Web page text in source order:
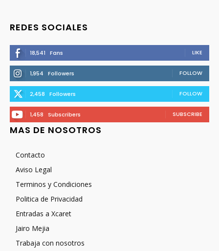
REDES SOCIALES
18,541 Fans LIKE
1,954 Followers FOLLOW
2,458 Followers FOLLOW
1,458 Subscribers SUBSCRIBE
MAS DE NOSOTROS
Contacto
Aviso Legal
Terminos y Condiciones
Politica de Privacidad
Entradas a Xcaret
Jairo Mejia
Trabaja con nosotros